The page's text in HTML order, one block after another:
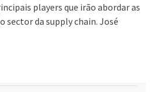
players que irão abordar as
sector da supply chain. José